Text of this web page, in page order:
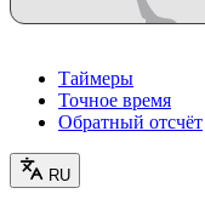
Таймеры
Точное время
Обратный отсчёт
RU